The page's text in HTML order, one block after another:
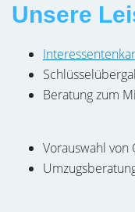
Unsere
Beratung zum
Vorauswahl von